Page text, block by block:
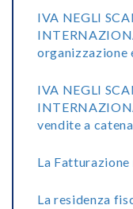
IVA NEGLI
organizzazione
IVA NEGLI
vendite a catena
La
La residenza